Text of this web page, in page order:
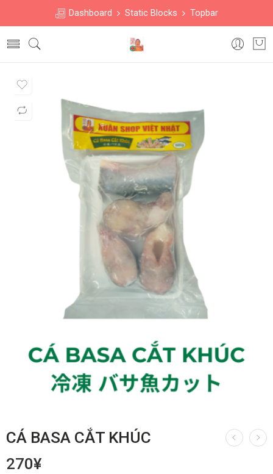
Dashboard Static Blocks Topbar
CÁ BASA CẮT KHÚC
270¥